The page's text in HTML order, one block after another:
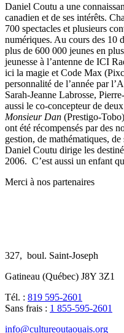
Daniel Coutu a une
canadien et de ses intérêts.
700 spectacles et plusieurs
numériques. Au cours des 10
plus de 600 000 jeunes en
jeunesse à l’antenne de ICI
ici la magie et Code Max
personnalité de l’année par
Sarah-Jeanne Labrosse,
aussi le co-concepteur de
Monsieur Dan (Prestigo-
ont été récompensés par des
gestion, de mathématiques,
Daniel Coutu dirige les
2006. C’est aussi un enfant
Merci à nos partenaires
327, boul. Saint-Joseph
Gatineau (Québec) J8Y 3Z1
Tél. : 819 595-2601
Sans frais : 1 855-595-2601
info@cultureoutaouais.org